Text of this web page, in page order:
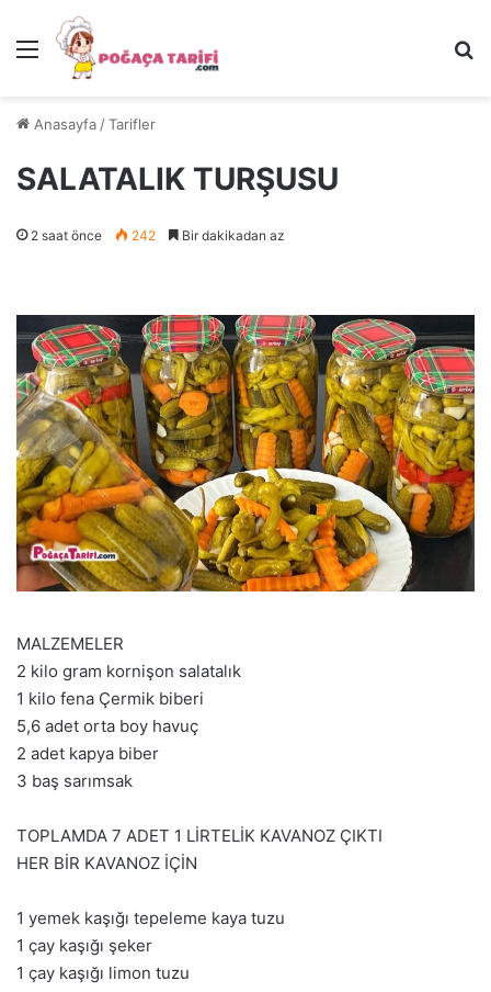
Menü
Anasayfa /Tarifler
SALATALIK TURŞUSU
2 saat önce 242 Bir dakikadan az
MALZEMELER
2 kilo gram kornişon salatalık
1 kilo fena Çermik biberi
5,6 adet orta boy havuç
2 adet kapya biber
3 baş sarımsak
TOPLAMDA 7 ADET 1 LİRTELİK KAVANOZ ÇIKTI
HER BİR KAVANOZ İÇİN
1 yemek kaşığı tepeleme kaya tuzu
1 çay kaşığı şeker
1 çay kaşığı limon tuzu